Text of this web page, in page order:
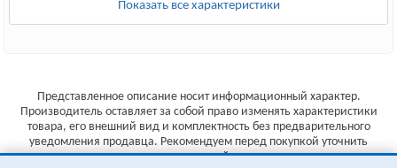
Показать все характеристики
Представленное описание носит информационный характер.
Производитель оставляет за собой право изменять характеристики
товара, его внешний вид и комплектность без предварительного
уведомления продавца. Рекомендуем перед покупкой уточнить
характеристики товара на сайте производителя.